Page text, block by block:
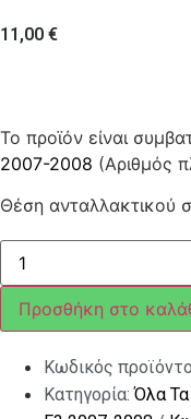
11,00 €
Το προϊόν είναι
2007-2008 (Αριθμός
Θέση ανταλλακτικού
ΛΑΜΑΡΙΝΑ
ΔΙΣΚΟΥ-
ΓΡΑΝ
ΒΑΡΙΑΤΟΡ
SC
125-
ποσότητα
Προσθήκη στο
Κωδικός
Κατηγορία:Όλα